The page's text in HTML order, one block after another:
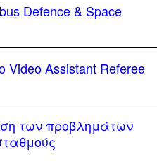
Defence & Space
Video Assistant Referee
των προβλημάτων